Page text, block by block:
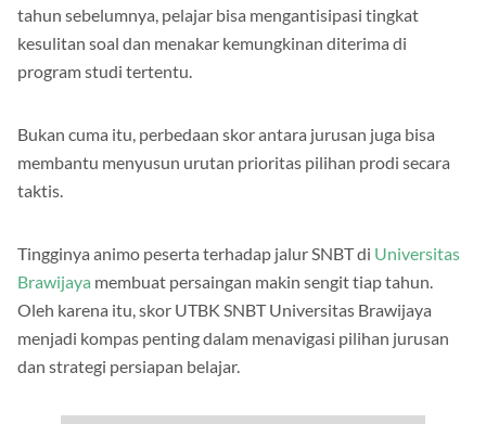
tahun sebelumnya, pelajar bisa mengantisipasi tingkat
kesulitan soal dan menakar kemungkinan diterima di
program studi tertentu.
Bukan cuma itu, perbedaan skor antara jurusan juga bisa
membantu menyusun urutan prioritas pilihan prodi secara
taktis.
Tingginya animo peserta terhadap jalur SNBT di Universitas
Brawijaya membuat persaingan makin sengit tiap tahun.
Oleh karena itu, skor UTBK SNBT Universitas Brawijaya
menjadi kompas penting dalam menavigasi pilihan jurusan
dan strategi persiapan belajar.